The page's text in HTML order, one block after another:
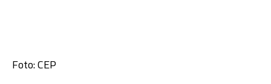
Foto: CEP